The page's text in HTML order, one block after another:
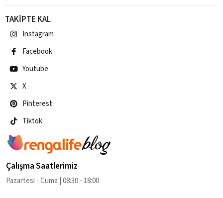
TAKİPTE KAL
Instagram
Facebook
Youtube
X
Pinterest
Tiktok
Çalışma Saatlerimiz
Pazartesi - Cuma | 08:30 - 18:00